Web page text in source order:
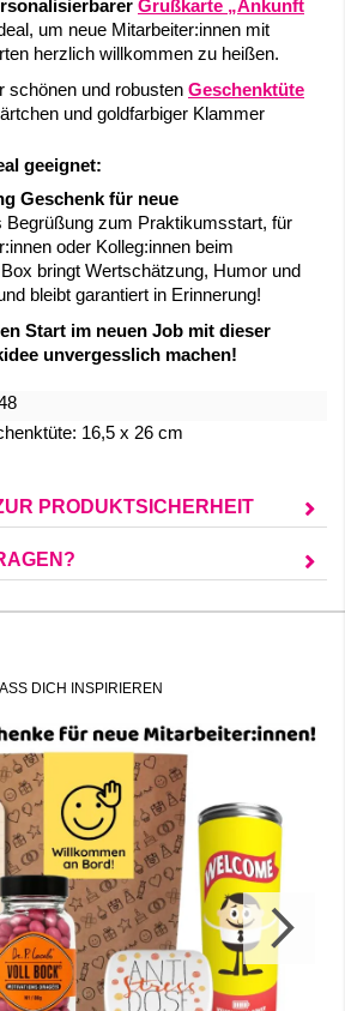
Grußkarte „Ankunft
um neue Mitarbeiter:innen mit
herzlich willkommen zu heißen.
schönen und robusten Geschenktüte
und goldfarbiger Klammer
geeignet:
Geschenk für neue
Begrüßung zum Praktikumsstart, für
oder Kolleg:innen beim
bringt Wertschätzung, Humor und
bleibt garantiert in Erinnerung!
Start im neuen Job mit dieser
unvergesslich machen!
16,5 x 26 cm
PRODUKTSICHERHEIT
DICH INSPIRIEREN